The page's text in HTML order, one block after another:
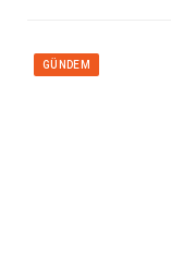
GÜNDEM